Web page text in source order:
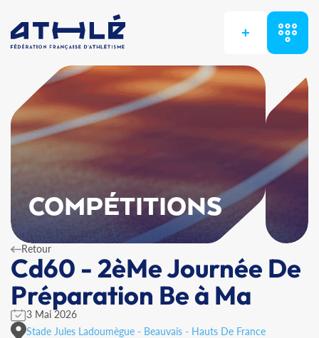
+
COMPÉTITIONS
Retour
Cd60 - 2èMe Journée De
Préparation Be à Ma
3 Mai 2026
Stade Jules Ladoumègue - Beauvais - Hauts De France